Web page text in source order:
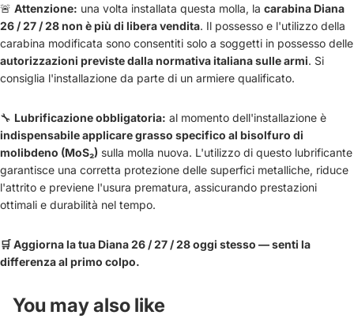
🚨 Attenzione: una volta installata questa molla, la carabina Diana
26 / 27 / 28 non è più di libera vendita. Il possesso e l'utilizzo della
carabina modificata sono consentiti solo a soggetti in possesso delle
autorizzazioni previste dalla normativa italiana sulle armi. Si
consiglia l'installazione da parte di un armiere qualificato.
🔧 Lubrificazione obbligatoria: al momento dell'installazione è
indispensabile applicare grasso specifico al bisolfuro di
molibdeno (MoS₂) sulla molla nuova. L'utilizzo di questo lubrificante
garantisce una corretta protezione delle superfici metalliche, riduce
l'attrito e previene l'usura prematura, assicurando prestazioni
ottimali e durabilità nel tempo.
🛒 Aggiorna la tua Diana 26 / 27 / 28 oggi stesso — senti la
differenza al primo colpo.
You may also like